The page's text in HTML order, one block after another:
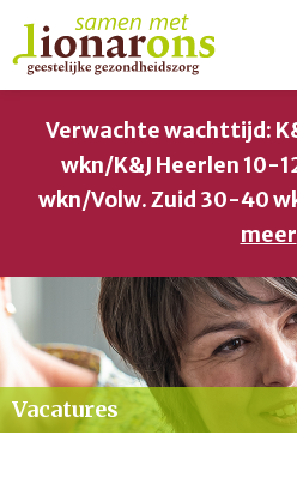
Verwachte wachttijd:
wkn/K&J Heerlen 10-
wkn/Volw. Zuid 30-40
meer
Vacatures